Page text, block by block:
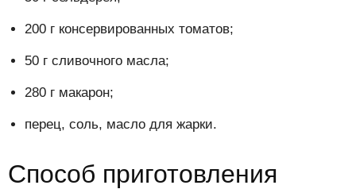
200 г консервированных томатов;
50 г сливочного масла;
280 г макарон;
перец, соль, масло для жарки.
Способ приготовления